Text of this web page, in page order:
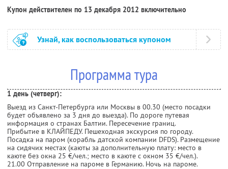
Купон действителен по 13 декабря 2012 включительно
Узнай, как воспользоваться купоном
Программа тура
1 день (четверг):
Выезд из Санкт-Петербурга или Москвы в 00.30 (место посадки
будет объявлено за 3 дня до выезда). По дороге путевая
информация о странах Балтии. Пересечение границ.
Прибытие в КЛАЙПЕДУ. Пешеходная экскурсия по городу.
Посадка на паром (корабль датской компании DFDS). Размещение
на сидячих местах (каюты за дополнительную плату: место в
каюте без окна 25 €/чел.; место в каюте с окном 35 €/чел.).
21.00 Отправление на пароме в Германию. Ночь на пароме.